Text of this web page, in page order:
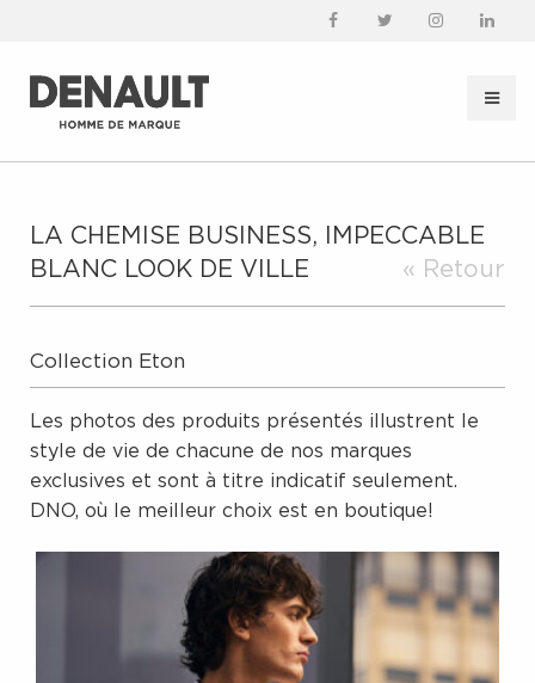
LA CHEMISE BUSINESS, IMPECCABLE
BLANC LOOK DE VILLE
« Retour
Collection Eton
Les photos des produits présentés illustrent le
style de vie de chacune de nos marques
exclusives et sont à titre indicatif seulement.
DNO, où le meilleur choix est en boutique!